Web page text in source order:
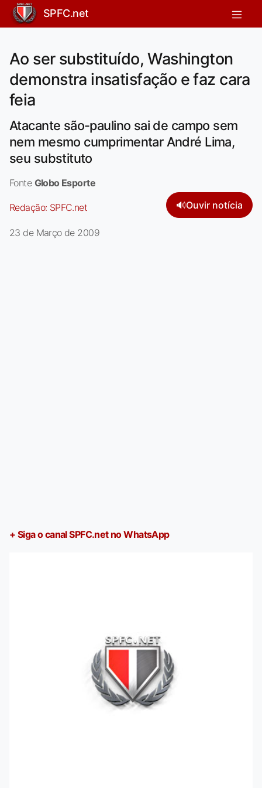
SPFC.net
Ao ser substituído, Washington
demonstra insatisfação e faz cara
feia
Atacante são-paulino sai de campo sem
nem mesmo cumprimentar André Lima,
seu substituto
Fonte Globo Esporte
Redação: SPFC.net 🔊Ouvir notícia
23 de Março de 2009
+ Siga o canal SPFC.net no WhatsApp